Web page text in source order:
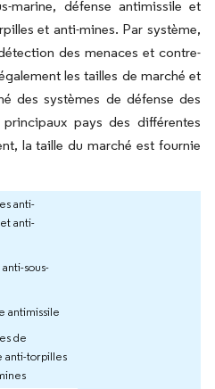
marine, défense antimissile et
et anti-mines. Par système,
des menaces et contre-
les tailles de marché et
des systèmes de défense des
pays des différentes
la taille du marché est fournie
anti-
anti-
sous-
antimissile
de
anti-torpilles